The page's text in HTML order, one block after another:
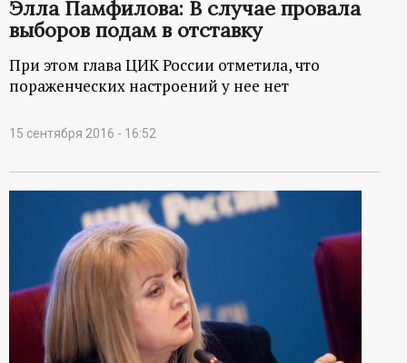
Элла Памфилова: В случае провала
выборов подам в отставку
При этом глава ЦИК России отметила, что
пораженческих настроений у нее нет
15 сентября 2016 - 16:52